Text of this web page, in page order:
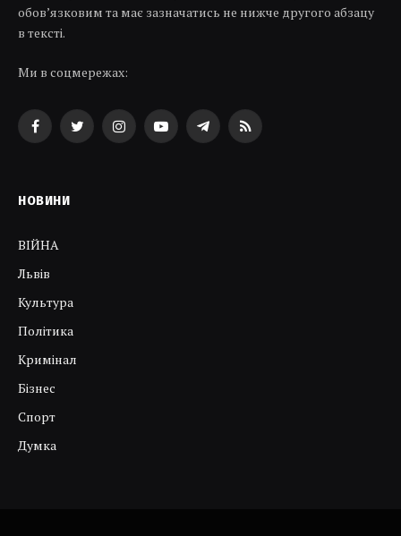
обов’язковим та має зазначатись не нижче другого абзацу
в тексті.
Ми в соцмережах:
FacebookTwitterInstagramYouTubeTelegramRSS
НОВИНИ
ВІЙНА
Львів
Культура
Політика
Кримінал
Бізнес
Спорт
Думка